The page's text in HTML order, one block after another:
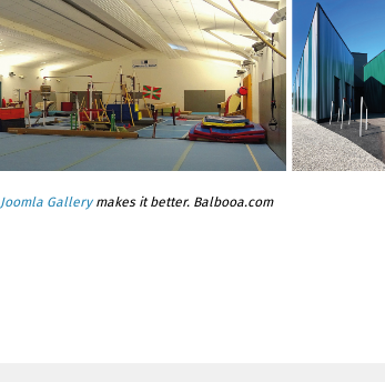
Joomla Gallerymakes it better. Balbooa.com